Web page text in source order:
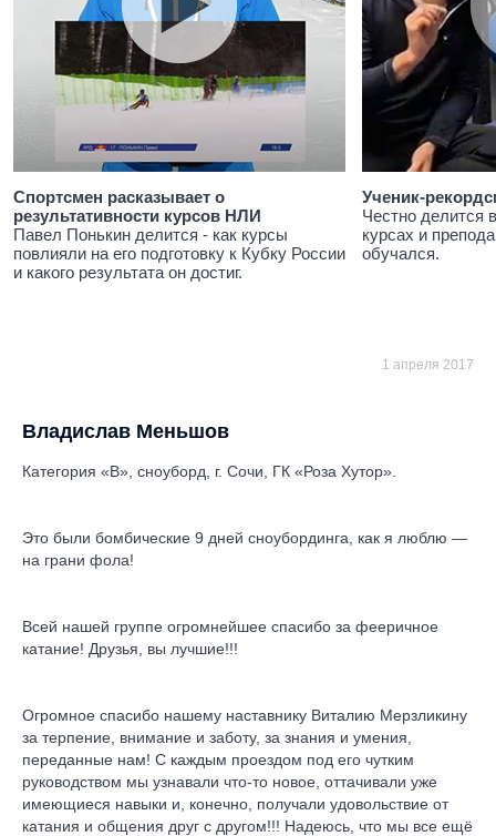
Спортсмен расказывает о
результативности курсов НЛИ
Павел Понькин делится - как курсы
повлияли на его подготовку к Кубку России
и какого результата он достиг.
Ученик-
Честно делится
курсах и
обучался.
1 апреля 2017
Владислав Меньшов
Категория «В», сноуборд, г. Сочи, ГК «Роза Хутор».
Это были бомбические 9 дней сноубординга, как я люблю —
на грани фола!
Всей нашей группе огромнейшее спасибо за фееричное
катание! Друзья, вы лучшие!!!
Огромное спасибо нашему наставнику Виталию Мерзликину
за терпение, внимание и заботу, за знания и умения,
переданные нам! С каждым проездом под его чутким
руководством мы узнавали что-то новое, оттачивали уже
имеющиеся навыки и, конечно, получали удовольствие от
катания и общения друг с другом!!! Надеюсь, что мы все ещё